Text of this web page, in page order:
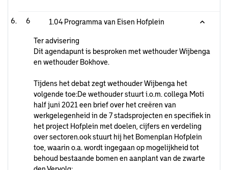
6 1.04 Programma van Eisen Hofplein
Ter advisering
Dit agendapunt is besproken met wethouder Wijbenga
en wethouder Bokhove.
Tijdens het debat zegt wethouder Wijbenga het
volgende toe:De wethouder stuurt i.o.m. collega Moti
half juni 2021 een brief over het creëren van
werkgelegenheid in de 7 stadsprojecten en specifiek in
het project Hofplein met doelen, cijfers en verdeling
over sectoren.ook stuurt hij het Bomenplan Hofplein
toe, waarin o.a. wordt ingegaan op mogelijkheid tot
behoud bestaande bomen en aanplant van de zwarte